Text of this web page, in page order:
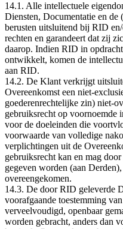
14.1. Alle intellectuele
Diensten, Documentatie en
berusten uitsluitend bij RID
rechten en garandeert dat zij
daarop. Indien RID in
ontwikkelt, komen de
aan RID.
14.2. De Klant verkrijgt
Overeenkomst een niet-
goederenrechtelijke zin) niet-
gebruiksrecht op voornoemde
voor de doeleinden die
voorwaarde van volledige
verplichtingen uit de
gebruiksrecht kan en mag
gegeven worden (aan
overeengekomen.
14.3. De door RID geleverde
voorafgaande toestemming
verveelvoudigd, openbaar
worden gebracht, anders dan